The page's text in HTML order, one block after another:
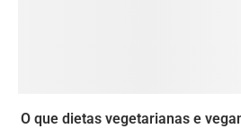
O que dietas vegetarianas e